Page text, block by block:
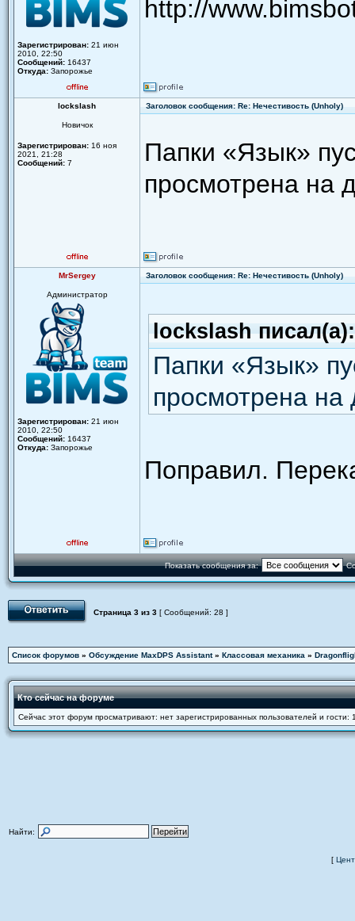
Зарегистрирован: 21 июн
2010, 22:50
Сообщений: 16437
Откуда: Запорожье
http://
lockslash Заголовок сообщения: Re: Нечестивость (Unholy)
Новичок
Зарегистрирован: 16 ноя
2021, 21:28
Сообщений: 7
Папки «Язык»
просмотрена на
MrSergey Заголовок сообщения: Re: Нечестивость (Unholy)
Администратор
Зарегистрирован: 21 июн
2010, 22:50
Сообщений: 16437
Откуда: Запорожье
lockslash писал(а):
Папки «Язык»
просмотрена на
Поправил.
Показать сообщения за:
Страница 3 из 3 [ Сообщений: 28 ]
Список форумов » Обсуждение MaxDPS Assistant» Классовая механика »
Кто сейчас на форуме
Сейчас этот форум просматривают: нет зарегистрированных пользователей и гости:
Найти:
[